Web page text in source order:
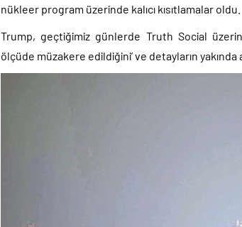
nükleer program üzerinde kalıcı kısıtlamalar oldu.
Trump, geçtiğimiz günlerde Truth Social
ölçüde müzakere edildiğini’ ve detayların yakında